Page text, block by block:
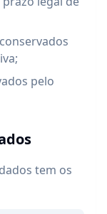
pelo
tem os